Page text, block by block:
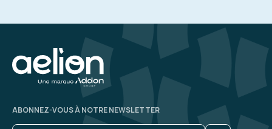
ABONNEZ-VOUS À NOTRE NEWSLETTER